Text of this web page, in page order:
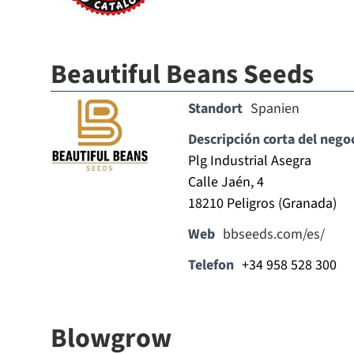
Beautiful Beans Seeds
Standort Spanien
Descripción corta del
Plg Industrial Asegra
Calle Jaén, 4
18210 Peligros (Granada)
Web bbseeds.com/es/
Telefon +34 958 528 300
Blowgrow